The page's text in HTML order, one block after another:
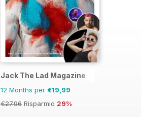
Jack The Lad Magazine
12 Months per €19,99
€27.96 Risparmio 29%